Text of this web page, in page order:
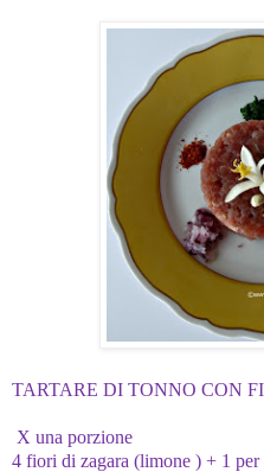
TARTARE DI TONNO CON
X una porzione
4 fiori di zagara (limone ) + 1 per